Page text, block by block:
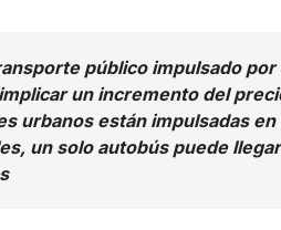
público impulsado
un incremento del
urbanos están impulsadas
un solo autobús puede